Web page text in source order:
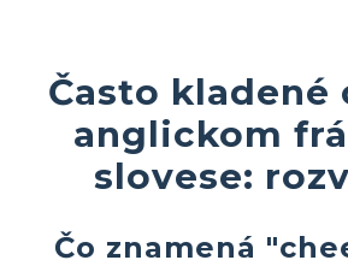
Často kladené
anglickom
slovese:
Čo znamená